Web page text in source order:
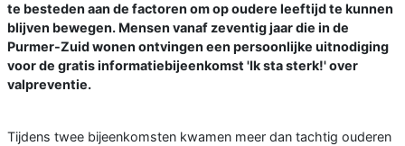
te besteden aan de factoren om op oudere leeftijd te kunnen
blijven bewegen. Mensen vanaf zeventig jaar die in de
Purmer-Zuid wonen ontvingen een persoonlijke uitnodiging
voor de gratis informatiebijeenkomst 'Ik sta sterk!' over
valpreventie.
Tijdens twee bijeenkomsten kwamen meer dan tachtig ouderen